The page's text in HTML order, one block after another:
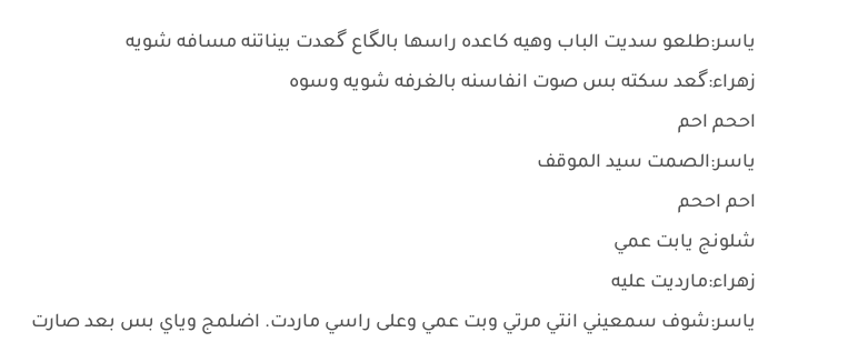
ياسر:طلعو سديت الباب وهيه كاعده راسها بالگاع گعدت بيناتنه مسافه شويه
زهراء:گعد سكته بس صوت انفاسنه بالغرفه شويه وسوه
اححم احم
ياسر:الصمت سيد الموقف
احم اححم
شلونج يابت عمي
زهراء:مارديت عليه
ياسر:شوف سمعيني انتي مرتي وبت عمي وعلى راسي ماردت. اضلمج وياي بس بعد صارت